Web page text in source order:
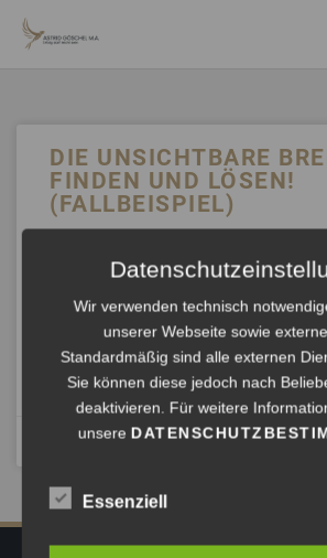
INHALT
DIE UNSICHTBARE
FINDEN UND LÖSEN!
(FALLBEISPIEL)
stehen nicht nur Köche und
großen Herausforderungen, sondern
Servicepersonal.
ANHÖREN »
April 22, 2024
Wir verwenden technisch
unserer Webseite sowie
Standardmäßig sind alle externen
Sie können diese jedoch nach
deaktivieren. Für weitere
unsere
Essenziell